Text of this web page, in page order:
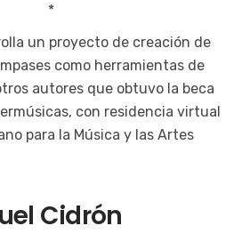
*
un proyecto de creación de
como herramientas de
autores que obtuvo la beca
con residencia virtual
para la Música y las Artes
Cidrón